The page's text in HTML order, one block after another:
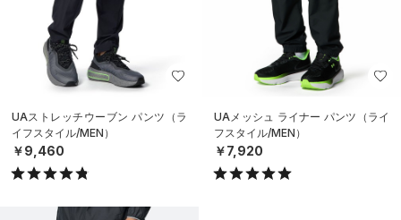
UAストレッチウーブン パンツ（ラ
イフスタイル/MEN）
￥9,460
UAメッシュ ライナー パンツ（ライ
フスタイル/MEN）
￥7,920